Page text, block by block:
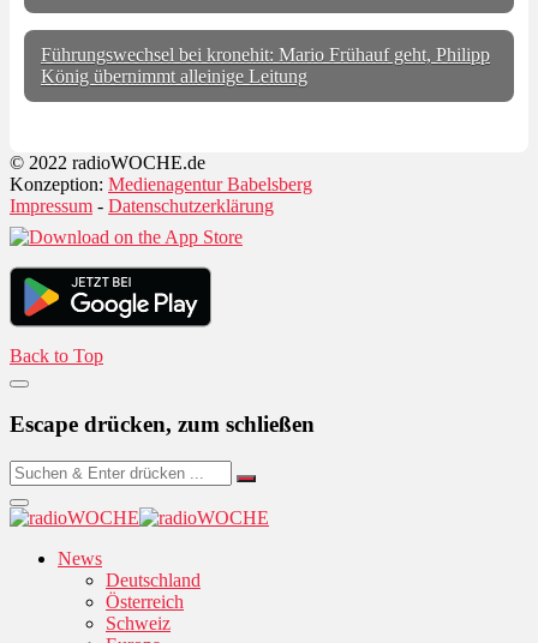
Führungswechsel bei kronehit: Mario Frühauf geht, Philipp
König übernimmt alleinige Leitung
© 2022 radioWOCHE.de
Konzeption: Medienagentur Babelsberg
Impressum - Datenschutzerklärung
Back to Top
Escape drücken, zum schließen
News
Deutschland
Österreich
Schweiz